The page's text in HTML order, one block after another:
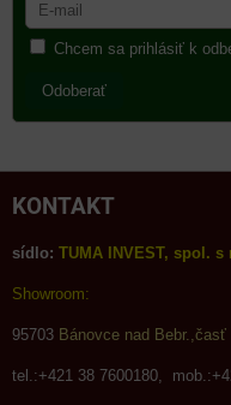
Chcem sa prihlásiť k
Odoberať
KONTAKT
sídlo: TUMA INVEST, spol. s
Showroom:
95703 Bánovce nad
tel.:+421 38 7600180,